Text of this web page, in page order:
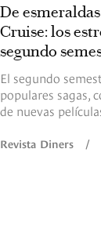
De
Cruise: los
segundo
El segundo
populares sagas,
de nuevas
Revista Diners /